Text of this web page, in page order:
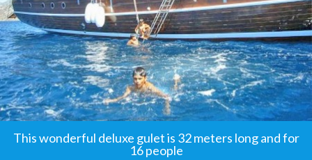
This wonderful deluxe gulet is 32 meters long and for
16 people